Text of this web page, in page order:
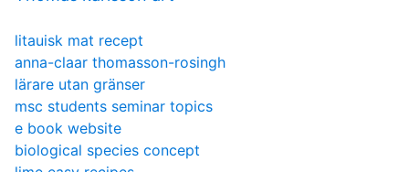
litauisk mat recept
anna-claar thomasson-rosingh
lärare utan gränser
msc students seminar topics
e book website
biological species concept